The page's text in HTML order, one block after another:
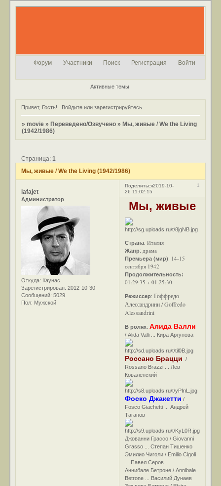
Форум Участники Поиск Регистрация Войти
Активные темы
Привет, Гость! Войдитеили зарегистрируйтесь.
»movie » Переведено/Озвучено » Мы, живые / We the Living
(1942/1986)
Мы, живые / We the Living (1942/1986)
Страница:1
Поделиться 1
2019-10-
26 11:02:15
lafajet
Администратор
Откуда: Каунас
Зарегистрирован: 2012-10-30
Сообщений: 5029
Пол: Мужской
Мы, живые
Страна:Италия
Жанр: драма
Премьера (мир): 14-15
сентября 1942
Продолжительность:
01:29:35 + 01:25:30
Режиссер:Гоффредо
Алессандрини / Goffredo
Alessandrini
В ролях:Алида Валли
/ Alida Valli ... Кира Аргунова
Россано Брацци /
Rossano Brazzi ... Лев
Коваленский
Фоско Джакетти /
Fosco Giachetti ... Андрей
Таганов
Джованни Грассо / Giovanni
Grasso ... Степан Тишенко
Эмилио Чиголи / Emilio Cigoli
... Павел Серов
Аннибале Бетроне / Annibale
Betrone ... Василий Дунаев